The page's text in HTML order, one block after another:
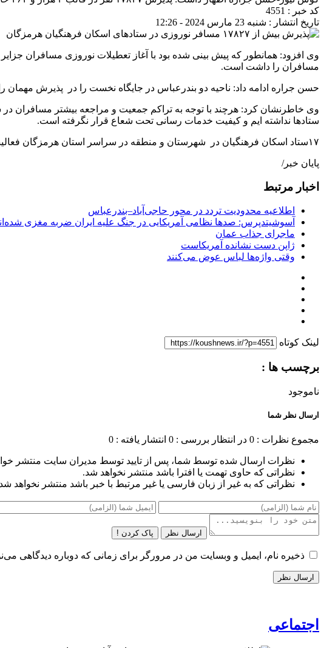
کد خبر : 4551
تاریخ انتشار : شنبه 23 مارس 2024 - 12:26
وی افزود: همانطور که پیش بینی شده بود با آغاز تعطیلات نوروزی مسافران
مسافران را داشت است.
حسن جراره ادامه داد: ناحیه دو بندرعباس در جایگاه نخست را در پذیرش مهمان
وی خاطرنشان کرد: هرچند با توجه به تراکم جمعیت و مراجعه بیشتر مسافران
ستادها نداشته ایم و کیفیت خدمات رسانی تحت شعاع قرار نگرفته است.
۱۷ستاد اسکان فرهنگیان در شهرستان و منطقه در سراسر استان هرمزگان فعالیت خود را با توجه به حضور مسافران زودتر از موعد و از ۲۷ اسفندماه آغاز کرده است.
پایان خبر/
اخبار مرتبط
اطلاعیه محدودیت تردد در محور حاجی‌آباد–بندرعباس
آسوشیتدپرس: صدها نظامی آمریکایی در جنگ علیه ایران ضربه مغزی
ماجرای جذاب عمان
ژاپن دست نشانده آمریکاست
وقتی واژه‌ها لباس عوض می‌کنند
لینک کوتاه
برچسب ها :
ناموجود
ارسال نظر شما
مجموع نظرات : 0 در انتظار بررسی : 0 انتشار یافته : 0
نظرات ارسال شده توسط شما، پس از تایید توسط مدیران سایت منتشر
نظراتی که حاوی تهمت یا افترا باشد منتشر نخواهد شد.
نظراتی که به غیر از زبان فارسی یا غیر مرتبط با خبر باشد منتشر نخواهد شد.
ارسال نظر پاک کردن !
ذخیره نام، ایمیل و وبسایت من در مرورگر برای زمانی که دوباره دیدگاهی
اجتماعی